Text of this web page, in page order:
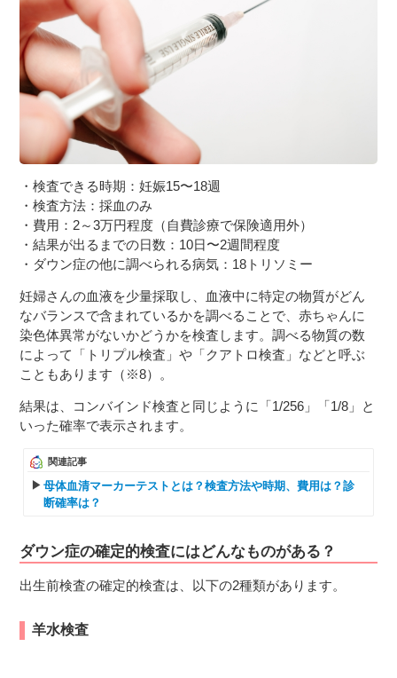
・検査できる時期：妊娠15〜18週
・検査方法：採血のみ
・費用：2～3万円程度（自費診療で保険適用外）
・結果が出るまでの日数：10日〜2週間程度
・ダウン症の他に調べられる病気：18トリソミー
妊婦さんの血液を少量採取し、血液中に特定の物質がどん
なバランスで含まれているかを調べることで、赤ちゃんに
染色体異常がないかどうかを検査します。調べる物質の数
によって「トリプル検査」や「クアトロ検査」などと呼ぶ
こともあります（※8）。
結果は、コンバインド検査と同じように「1/256」「1/8」と
いった確率で表示されます。
関連記事
母体血清マーカーテストとは？検査方法や時期、費用は？診
断確率は？
ダウン症の確定的検査にはどんなものがある？
出生前検査の確定的検査は、以下の2種類があります。
羊水検査